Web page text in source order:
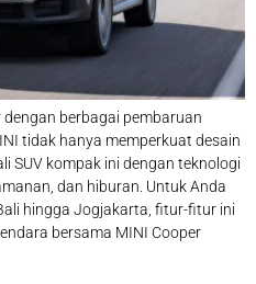
berbagai pembaruan
tidak hanya memperkuat desain
SUV kompak ini dengan teknologi
dan hiburan. Untuk Anda
hingga Jogjakarta, fitur-fitur ini
bersama MINI Cooper